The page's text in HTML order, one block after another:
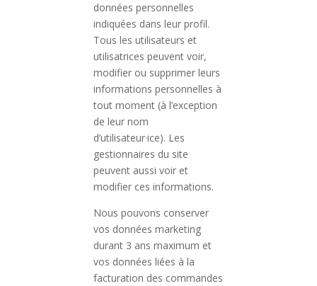
données personnelles
indiquées dans leur profil.
Tous les utilisateurs et
utilisatrices peuvent voir,
modifier ou supprimer leurs
informations personnelles à
tout moment (à l’exception
de leur nom
d’utilisateur·ice). Les
gestionnaires du site
peuvent aussi voir et
modifier ces informations.
Nous pouvons conserver
vos données marketing
durant 3 ans maximum et
vos données liées à la
facturation des commandes